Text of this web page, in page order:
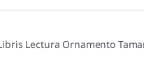
Lectura Ornamento